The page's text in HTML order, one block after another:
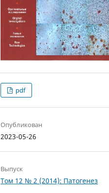
pdf
Опубликован
2023-05-26
Выпуск
Том 12 № 2 (2014): Патогенез